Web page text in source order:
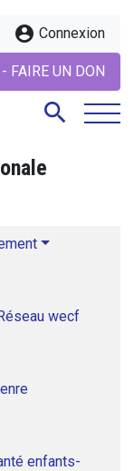
account_circle Connexion
FAIRE UN DON
search
wecf
enfants-